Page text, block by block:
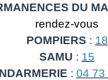
DU
rendez-vous
POMPIERS : 18
SAMU : 15
: 04 73